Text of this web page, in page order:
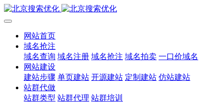
网站首页
域名抢注
域名查询 域名注册 域名抢注 域名拍卖 一口价域名
网站建设
建站步骤 单页建站 开源建站 定制建站 仿站建站
站群代做
站群类型 站群代理 站群培训